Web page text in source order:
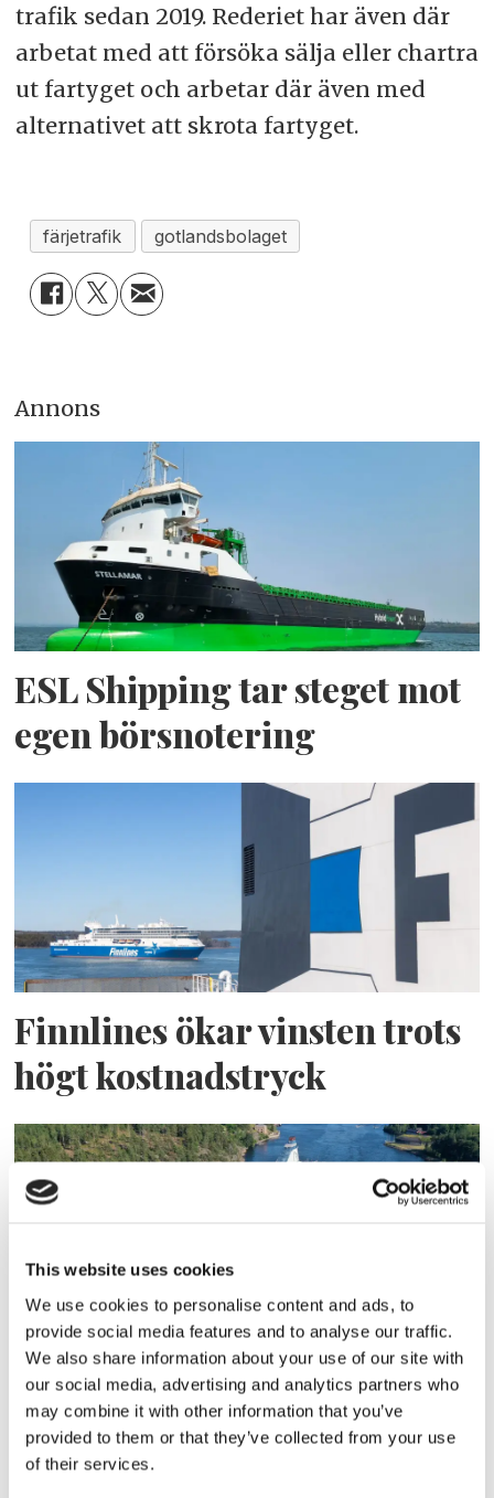
This website uses cookies
We use cookies to personalise content and ads, to
provide social media features and to analyse our traffic.
We also share information about your use of our site with
our social media, advertising and analytics partners who
may combine it with other information that you’ve
provided to them or that they’ve collected from your use
of their services.
trafik sedan 2019. Rederiet har även där
arbetat med att försöka sälja eller chartra
ut fartyget och arbetar där även med
alternativet att skrota fartyget.
färjetrafik gotlandsbolaget
Annons
ESL Shipping tar steget mot
egen börsnotering
Finnlines ökar vinsten trots
högt kostnadstryck
Tallink lyfter halvåret trots
pressade kostnader